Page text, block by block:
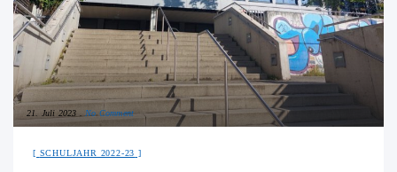
21. Juli 2023 No Comment
SCHULJAHR 2022-23